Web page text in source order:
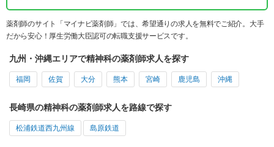
薬剤師のサイト「マイナビ薬剤師」では、希望通りの求人を無料でご紹介。大手
だから安心！厚生労働大臣認可の転職支援サービスです。
九州・沖縄エリアで精神科の薬剤師求人を探す
福岡 佐賀 大分 熊本 宮崎 鹿児島 沖縄
長崎県の精神科の薬剤師求人を路線で探す
松浦鉄道西九州線 島原鉄道